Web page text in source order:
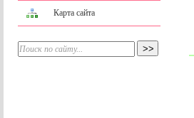
Карта сайта